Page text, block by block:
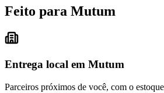
Feito para Mutum
Entrega local em Mutum
Parceiros próximos de você, com o